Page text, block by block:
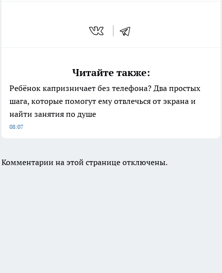
Читайте также:
Ребёнок капризничает без телефона? Два простых
шага, которые помогут ему отвлечься от экрана и
найти занятия по душе
08:07
Комментарии на этой странице отключены.